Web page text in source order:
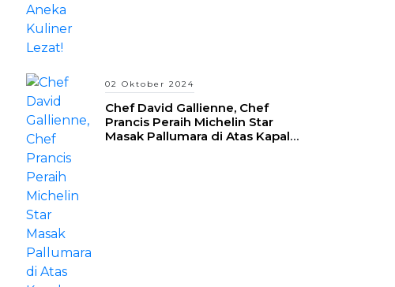
02 Oktober 2024
Chef David Gallienne, Chef
Prancis Peraih Michelin Star
Masak Pallumara di Atas Kapal